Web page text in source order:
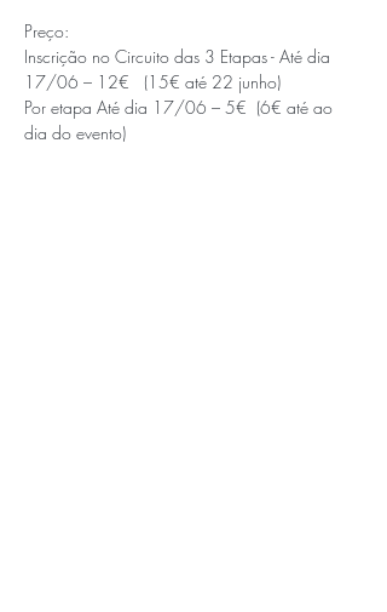
Preço:
Inscrição no Circuito das 3 Etapas - Até dia
17/06 – 12€   (15€ até 22 junho)
Por etapa Até dia 17/06 – 5€  (6€ até ao
dia do evento)